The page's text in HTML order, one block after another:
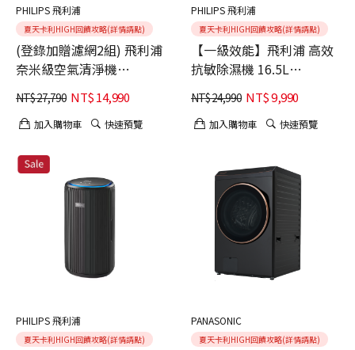
PHILIPS 飛利浦
夏天卡利HIGH回饋攻略(詳情請點)
(登錄加贈濾網2組) 飛利浦
奈米級空氣清淨機
AC3033/86
NT$27,790 NT$14,990
加入購物車 快速預覽
PHILIPS 飛利浦
夏天卡利HIGH回饋攻略(詳情請點)
【一級效能】飛利浦 高效
抗敏除濕機 16.5L
DE3306/81
NT$24,990 NT$9,990
加入購物車 快速預覽
PHILIPS 飛利浦
夏天卡利HIGH回饋攻略(詳情請點)
PANASONIC
夏天卡利HIGH回饋攻略(詳情請點)